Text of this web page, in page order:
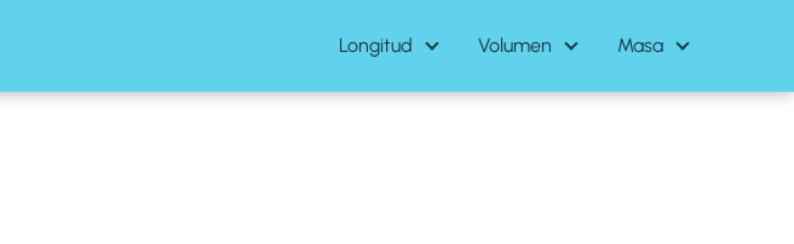
Longitud Volumen Masa